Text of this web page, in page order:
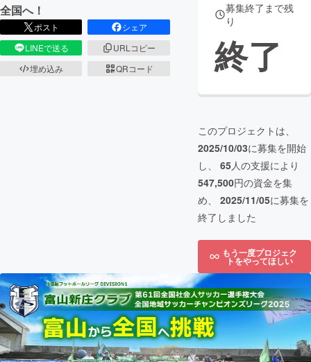
全国へ！
ポスト
シェア
LINEで送る
URLコピー
埋め込み
QRコード
募集終了まで残
り
終了
このプロジェクトは、
2025/10/03に募集を開始
し、 65人の支援により
547,500円の資金を集
め、 2025/11/05に募集を
終了しました
もう一度プロジェク
トをやってほしい